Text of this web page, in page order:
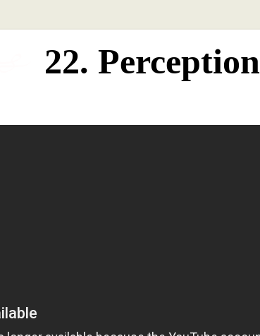
22. Perception